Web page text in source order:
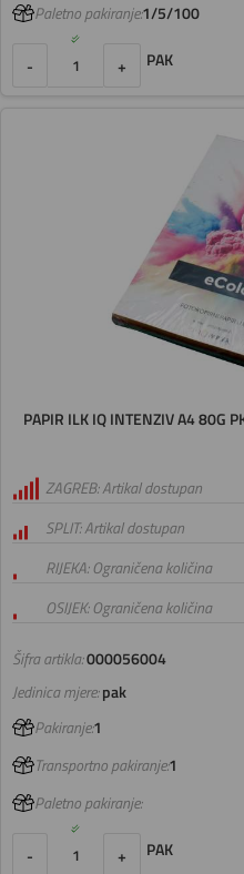
Paletno pakiranje:1/5/100
- + PAK
PAPIR ILK IQ INTENZIV A4 80G
Šifra artikla:000056004
ZAGREB: Artikal dostupan
SPLIT: Artikal dostupan
RIJEKA: Ograničena količina
OSIJEK: Ograničena količina
Jedinica mjere:pak
Pakiranje:1
Transportno pakiranje:1
Paletno pakiranje:
- + PAK